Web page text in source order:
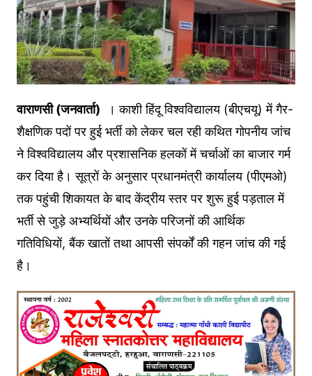
वाराणसी (जनवार्ता) । काशी हिंदू विश्वविद्यालय (बीएचयू) में गैर-
शैक्षणिक पदों पर हुई भर्ती को लेकर चल रही कथित गोपनीय जांच
ने विश्वविद्यालय और प्रशासनिक हलकों में चर्चाओं का बाजार गर्म
कर दिया है। सूत्रों के अनुसार प्रधानमंत्री कार्यालय (पीएमओ)
तक पहुंची शिकायत के बाद केंद्रीय स्तर पर शुरू हुई पड़ताल में
भर्ती से जुड़े अभ्यर्थियों और उनके परिजनों की आर्थिक
गतिविधियों, बैंक खातों तथा आपसी संपर्कों की गहन जांच की गई
है।